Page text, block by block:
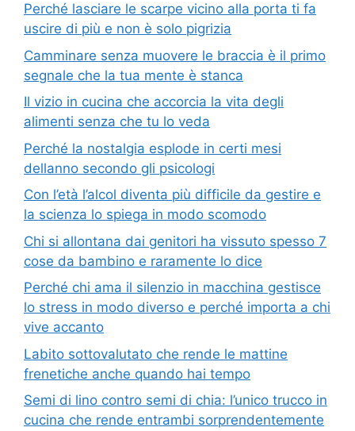
Perché lasciare le scarpe vicino alla porta ti fa
uscire di più e non è solo pigrizia
Camminare senza muovere le braccia è il primo
segnale che la tua mente è stanca
Il vizio in cucina che accorcia la vita degli
alimenti senza che tu lo veda
Perché la nostalgia esplode in certi mesi
dellanno secondo gli psicologi
Con l’età l’alcol diventa più difficile da gestire e
la scienza lo spiega in modo scomodo
Chi si allontana dai genitori ha vissuto spesso 7
cose da bambino e raramente lo dice
Perché chi ama il silenzio in macchina gestisce
lo stress in modo diverso e perché importa a chi
vive accanto
Labito sottovalutato che rende le mattine
frenetiche anche quando hai tempo
Semi di lino contro semi di chia: l’unico trucco in
cucina che rende entrambi sorprendentemente